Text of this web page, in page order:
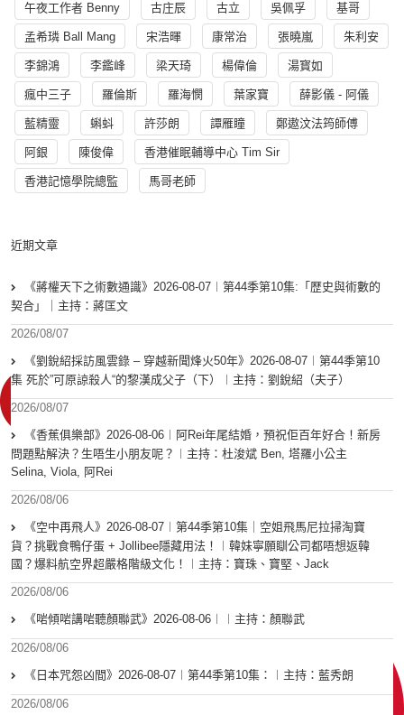
午夜工作者 Benny 古庄辰 古立 吳佩孚 基哥
孟希璘 Ball Mang 宋浩暉 康常治 張曉嵐 朱利安
李錦鴻 李鑑峰 梁天琦 楊偉倫 湯寳如
瘋中三子 羅倫斯 羅海憫 葉家寶 薛影儀 - 阿儀
藍精靈 蝌蚪 許莎朗 譚雁瞳 鄭遨汶法筠師傅
阿銀 陳俊偉 香港催眠輔導中心 Tim Sir
香港記憶學院總監 馬哥老師
近期文章
《蔣權天下之術數通識》2026-08-07︱第44季第10集:「歴史與術數的
契合」｜主持：蔣匡文
2026/08/07
《劉銳紹採訪風雲錄 – 穿越新聞烽火50年》2026-08-07︱第44季第10
集 死於”可原諒殺人“的黎漢成父子（下）︱主持：劉銳紹（夫子）
2026/08/07
《香蕉俱樂部》2026-08-06︱阿Rei年尾結婚，預祝佢百年好合！新房
問題點解決？生唔生小朋友呢？︱主持：杜浚斌 Ben, 塔羅小公主
Selina, Viola, 阿Rei
2026/08/06
《空中再飛人》2026-08-07︱第44季第10集｜空姐飛馬尼拉掃淘寶
貨？挑戰食鴨仔蛋 + Jollibee隱藏用法！︱韓妹寧願瞓公司都唔想返韓
國？爆料航空界超嚴格階級文化！︱主持：寶珠、寶堅、Jack
2026/08/06
《啱傾啱講啱聽顏聯武》2026-08-06︱︱主持：顏聯武
2026/08/06
《日本咒怨凶間》2026-08-07︱第44季第10集：︱主持：藍秀朗
2026/08/06